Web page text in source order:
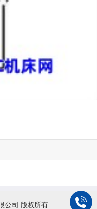
公司 版权所有